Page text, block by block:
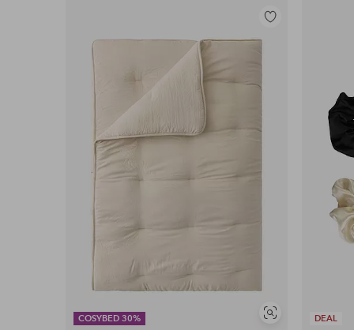
COSYBED 30%
Näytä
Lisää
suosikkeihin
DEAL